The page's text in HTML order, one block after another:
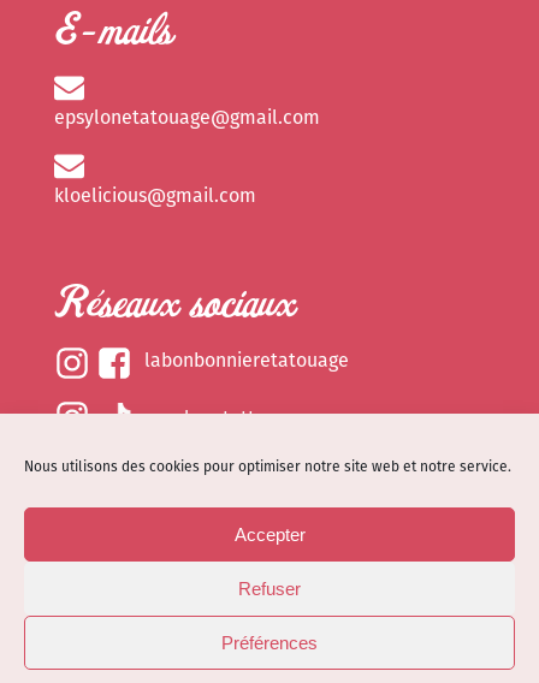
Nous utilisons des cookies pour optimiser notre site web et notre service.
Accepter
Refuser
Préférences
E-mails
epsylonetatouage@gmail.com
kloelicious@gmail.com
Réseaux sociaux
labonbonnieretatouage
epsylonetattoo
kloelicious_
Mentions légales
Politique de cookies (EU)
© Site web réalisé parDénode- Illustrations par
Kloelicioustattoo tous droits réservés